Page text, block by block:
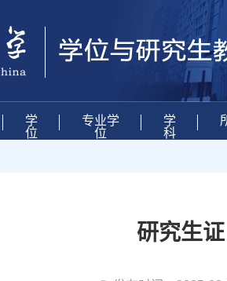
学
位
专业学
位
学
科
研究生证